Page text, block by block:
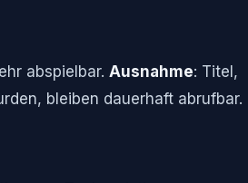
abspielbar. Ausnahme: Titel,
bleiben dauerhaft abrufbar.